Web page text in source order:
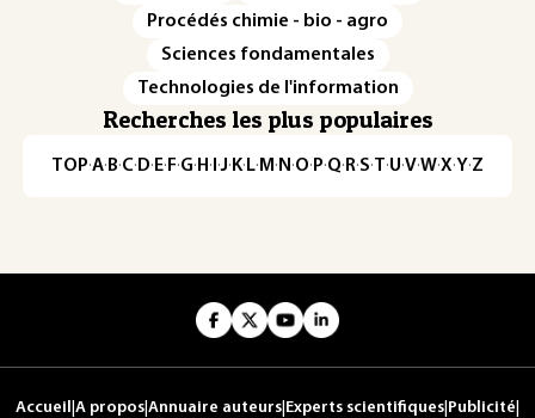
Procédés chimie - bio - agro
Sciences fondamentales
Technologies de l'information
Recherches les plus populaires
TOP·A·B·C· D· E· F·G· H · ·J· K· L· M · N ·O· P·Q· R·S·T·U·V·W·X·Y·Z
Accueil A propos Annuaire auteurs Experts scientifiques Publicité